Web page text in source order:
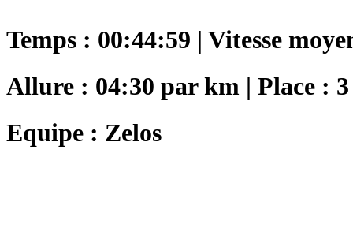
Temps : 00:44:59 | Vitesse
Allure : 04:30 par km | Place : 3
Equipe : Zelos